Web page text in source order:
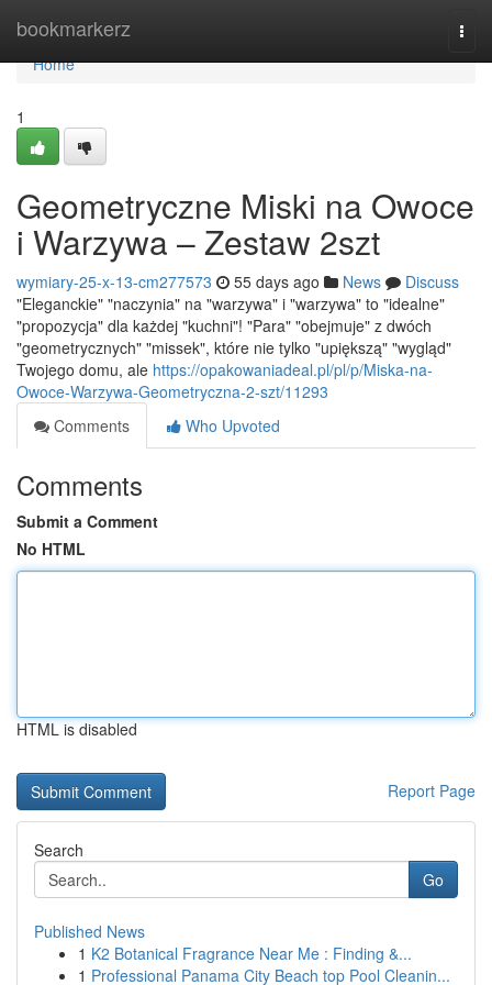
bookmarkerz
Home
Home
1
Geometryczne Miski na Owoce
i Warzywa – Zestaw 2szt
wymiary-25-x-13-cm277573 55 days ago News
Discuss
"Eleganckie" "naczynia" na "warzywa" i "warzywa" to "idealne"
"propozycja" dla każdej "kuchni"! "Para" "obejmuje" z dwóch
"geometrycznych" "missek", które nie tylko "upiększą" "wygląd"
Twojego domu, ale https://opakowaniadeal.pl/pl/p/Miska-na-
Owoce-Warzywa-Geometryczna-2-szt/11293
Comments
Who Upvoted
Comments
Submit a Comment
No HTML
HTML is disabled
Report Page
Search
Go
Published News
1 K2 Botanical Fragrance Near Me : Finding &...
1 Professional Panama City Beach top Pool Cleanin...